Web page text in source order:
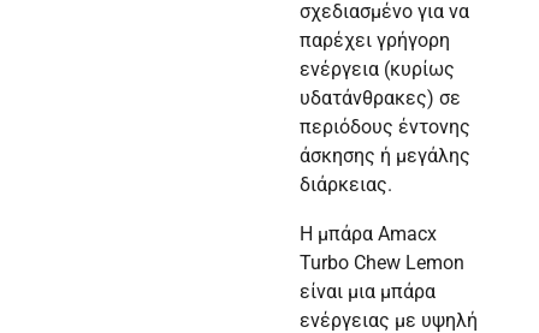
σχεδιασμένο για να
παρέχει γρήγορη
ενέργεια (κυρίως
υδατάνθρακες) σε
περιόδους έντονης
άσκησης ή μεγάλης
διάρκειας.
Η μπάρα Amacx
Turbo Chew Lemon
είναι μια μπάρα
ενέργειας με υψηλή